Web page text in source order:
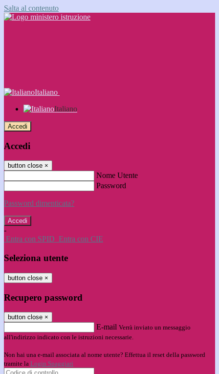
Salta al contenuto
Italiano
Italiano
Accedi
Accedi
button close ×
Nome Utente
Password
Password dimenticata?
-
Entra con SPID Entra con CIE
Seleziona utente
button close ×
Recupero password
button close ×
E-mail Verrà inviato un messaggio
all'indirizzo indicato con le istruzioni necessarie.
Non hai una e-mail associata al nome utente? Effettua il reset della password
tramite la Login Spaggiari